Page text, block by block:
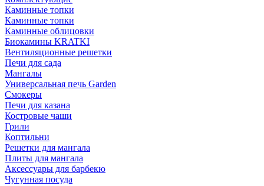
Каминные топки
Каминные топки
Каминные облицовки
Биокамины KRATKI
Вентиляционные решетки
Печи для сада
Мангалы
Универсальная печь Garden
Смокеры
Печи для казана
Костровые чаши
Грили
Коптильни
Решетки для мангала
Плиты для мангала
Аксессуары для барбекю
Чугунная посуда